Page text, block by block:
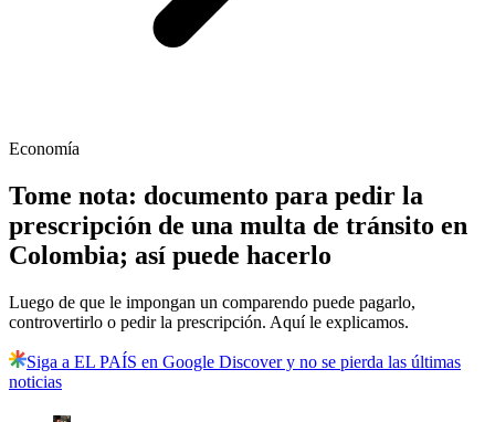
Economía
Tome nota: documento para pedir la
prescripción de una multa de tránsito en
Colombia; así puede hacerlo
Luego de que le impongan un comparendo puede pagarlo,
controvertirlo o pedir la prescripción. Aquí le explicamos.
Siga a EL PAÍS en Google Discover y no se pierda las últimas
noticias